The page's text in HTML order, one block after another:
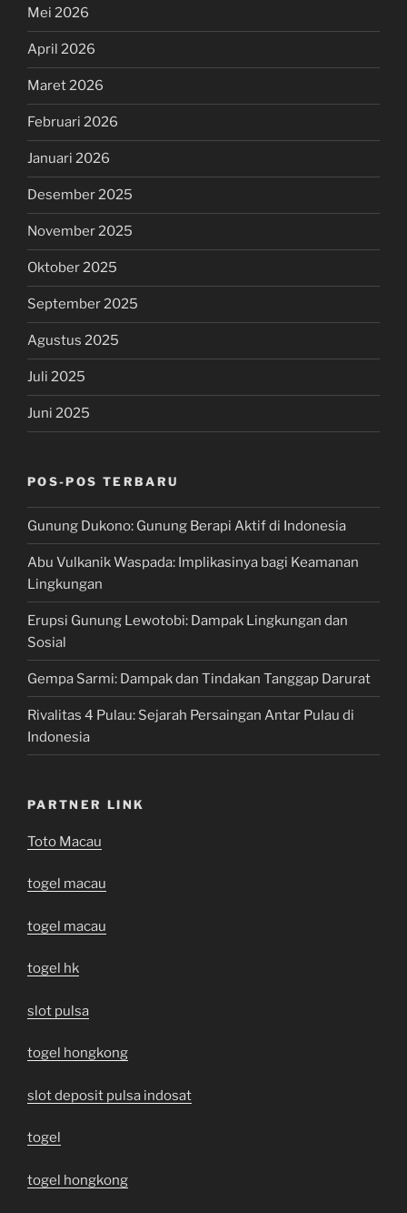
Mei 2026
April 2026
Maret 2026
Februari 2026
Januari 2026
Desember 2025
November 2025
Oktober 2025
September 2025
Agustus 2025
Juli 2025
Juni 2025
POS-POS TERBARU
Gunung Dukono: Gunung Berapi Aktif di Indonesia
Abu Vulkanik Waspada: Implikasinya bagi Keamanan
Lingkungan
Erupsi Gunung Lewotobi: Dampak Lingkungan dan
Sosial
Gempa Sarmi: Dampak dan Tindakan Tanggap Darurat
Rivalitas 4 Pulau: Sejarah Persaingan Antar Pulau di
Indonesia
PARTNER LINK
Toto Macau
togel macau
togel macau
togel hk
slot pulsa
togel hongkong
slot deposit pulsa indosat
togel
togel hongkong